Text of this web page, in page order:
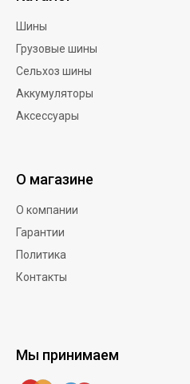
Шины
Грузовые шины
Сельхоз шины
Аккумуляторы
Аксессуары
О магазине
О компании
Гарантии
Политика
Контакты
Мы принимаем